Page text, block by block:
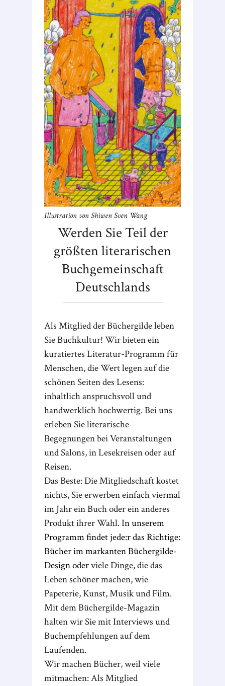
Werden Sie Teil der
größten literarischen
Buchgemeinschaft
Deutschlands
Als Mitglied der Büchergilde leben
Sie Buchkultur! Wir bieten ein
kuratiertes Literatur-Programm für
Menschen, die Wert legen auf die
schönen Seiten des Lesens:
inhaltlich anspruchsvoll und
handwerklich hochwertig. Bei uns
erleben Sie literarische
Begegnungen bei Veranstaltungen
und Salons, in Lesekreisen oder auf
Reisen.
Das Beste: Die Mitgliedschaft kostet
nichts, Sie erwerben einfach viermal
im Jahr ein Buch oder ein anderes
Produkt ihrer Wahl. In unserem
Programm findet jede:r das Richtige:
Bücher im markanten Büchergilde-
Design oderviele Dinge, die das
Leben schöner machen, wie
Papeterie, Kunst, Musik und Film.
Mit dem Büchergilde-Magazin
halten wir Sie mit Interviews und
Buchempfehlungen auf dem
Laufenden.
Wir machen Bücher, weil viele
mitmachen: Als Mitglied
Illustration von Shiwen Sven Wang